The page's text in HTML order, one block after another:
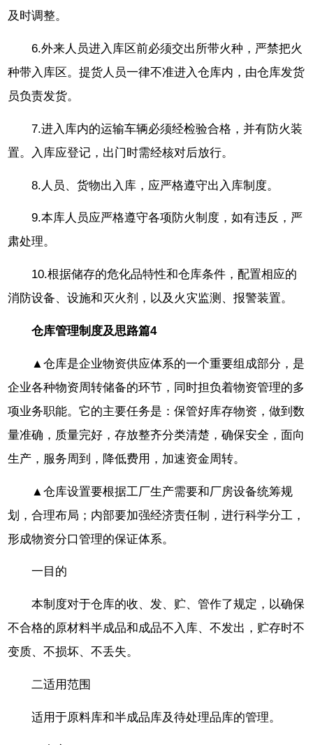
及时调整。
6.外来人员进入库区前必须交出所带火种，严禁把火
种带入库区。提货人员一律不准进入仓库内，由仓库发货
员负责发货。
7.进入库内的运输车辆必须经检验合格，并有防火装
置。入库应登记，出门时需经核对后放行。
8.人员、货物出入库，应严格遵守出入库制度。
9.本库人员应严格遵守各项防火制度，如有违反，严
肃处理。
10.根据储存的危化品特性和仓库条件，配置相应的
消防设备、设施和灭火剂，以及火灾监测、报警装置。
仓库管理制度及思路篇4
▲仓库是企业物资供应体系的一个重要组成部分，是
企业各种物资周转储备的环节，同时担负着物资管理的多
项业务职能。它的主要任务是：保管好库存物资，做到数
量准确，质量完好，存放整齐分类清楚，确保安全，面向
生产，服务周到，降低费用，加速资金周转。
▲仓库设置要根据工厂生产需要和厂房设备统筹规
划，合理布局；内部要加强经济责任制，进行科学分工，
形成物资分口管理的保证体系。
一目的
本制度对于仓库的收、发、贮、管作了规定，以确保
不合格的原材料半成品和成品不入库、不发出，贮存时不
变质、不损坏、不丢失。
二适用范围
适用于原料库和半成品库及待处理品库的管理。